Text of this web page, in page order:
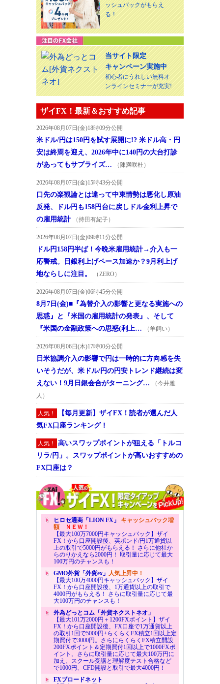
ッシュバックがもらえ
る！
当サイト限定
キャンペーン実施中
初心者にうれしい無料オ
ンラインセミナーが充実!
ザイFX！最新＆おすすめ記事
2026年08月07日(金)18時09分公開
米ドル/円は150円を試す展開に!? 米ドル高・円
安は終焉を迎え、2026年中に140円の大台打診
があってもサプライズ…
（陳満咲杜）
2026年08月07日(金)15時43分公開
口先の楽観論とは違って中東情勢は悪化し原油
反発、ドル円も158円台に戻しドル金利上昇で
の雇用統計
（持田有紀子）
2026年08月07日(金)09時11分公開
ドル円158円半ば！今晩米雇用統計→介入も一
応警戒。日銀利上げペース加速か？9月利上げ
地ならしに注目。
（ZERO）
2026年08月07日(金)06時45分公開
8月7日(金)■『為替介入の影響と更なる実施への
思惑』と『米国の雇用統計の発表』、そして
『米国の金融政策への思惑(利上…
（羊飼い）
2026年08月06日(木)17時00分公開
日米協調介入の影響で円は一時的に方向感を失
いそうだが、米ドル/円の円安トレンド継続は変
えない！9月日銀会合がターニング…
（今井雅
人）
人気！
【毎月更新】ザイFX！読者が選んだ人
気FX口座ランキング！
人気！
高いスワップポイントが狙える「トルコ
リラ/円」。スワップポイントが高いおすすめの
FX口座は？
ヒロセ通商「LION FX」 キャッシュバック増
額ＮＥＷ！
【最大100万7000円キャッシュバック】ザイ
FX！から口座開設後、英ポンド/円1万通貨以
上の取引で5000円がもらえる！ さらに他社か
らのりかえなら2000円！ 取引量に応じて最大
100万円のチャンスも！
GMO外貨「外貨ex」 人気上昇中！
【最大100万4000円キャッシュバック】ザイ
FX！から口座開設後、1万通貨以上の取引で
4000円がもらえる！ さらに取引量に応じて最
大100万円のチャンスも！
外為どっとコム「外貨ネクストネオ」
【最大101万2000円＋1200FXポイント】ザイ
FX！から口座開設後、FX口座で1万通貨以上
の取引1回で5000円+らくらくFX積立1回以上定
期買付で3000円。さらにらくらくFX積立開設
200FXポイント＆定期買付1回以上で1000FXポ
イント。さらに取引量に応じて最大100万円に
加え、スクール受講と理解度テスト合格など
で1000円、CFD開設と取引で最大4000円！
FXブロードネット